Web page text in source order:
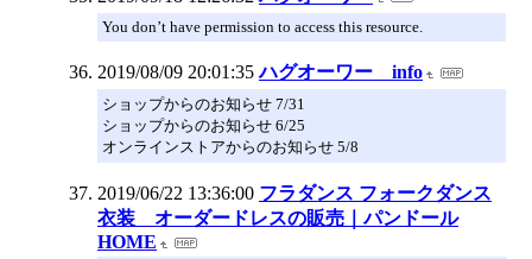
You don’t have permission to access this resource.
2019/08/09 20:01:35 ハグオーワー info
ショップからのお知らせ 7/31
ショップからのお知らせ 6/25
オンラインストアからのお知らせ 5/8
2019/06/22 13:36:00 フラダンス フォークダンス
衣装 オーダードレスの販売｜パンドール
HOME